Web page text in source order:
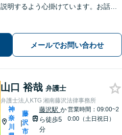
説明するよう心掛けています。お話を
般社団法人の代表者を経験した弁護
士」「AIを活用した効率的な契約書レ
メールでお問い合わせ
山口 裕哉 弁護士
弁護士法人KTG 湘南藤沢法律事務所
神
奈
川
|
藤
沢
市
藤沢駅 か
ら徒歩5
分
営業時間：09:00~2
0:00（土日祝日）